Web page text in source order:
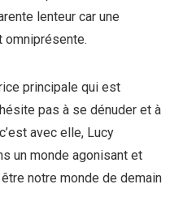
lenteur car une
principale qui est
pas à se dénuder et à
avec elle, Lucy
un monde agonisant et
notre monde de demain